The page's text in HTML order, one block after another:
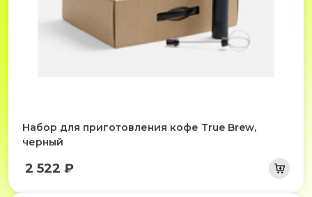
Набор для приготовления кофе True Brew,
черный
2 522 ₽